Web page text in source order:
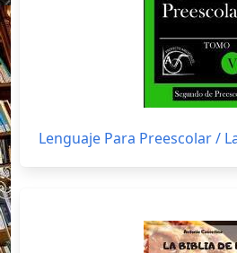
Lenguaje Para Preescolar /